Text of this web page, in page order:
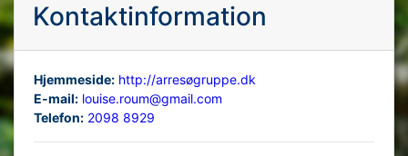
Kontaktinformation
Hjemmeside: http://arresøgruppe.dk
E-mail: louise.roum@gmail.com
Telefon: 2098 8929